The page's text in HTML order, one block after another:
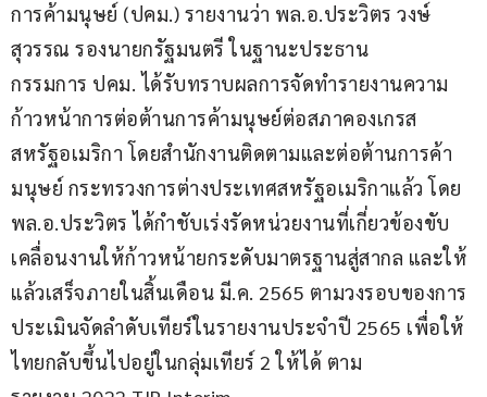
การค้ามนุษย์ (ปคม.) รายงานว่า พล.อ.ประวิตร วงษ์
สุวรรณ รองนายกรัฐมนตรี ในฐานะประธาน
กรรมการ ปคม. ได้รับทราบผลการจัดทำรายงานความ
ก้าวหน้าการต่อต้านการค้ามนุษย์ต่อสภาคองเกรส
สหรัฐอเมริกา โดยสำนักงานติดตามและต่อต้านการค้า
มนุษย์ กระทรวงการต่างประเทศสหรัฐอเมริกาแล้ว โดย
พล.อ.ประวิตร ได้กำชับเร่งรัดหน่วยงานที่เกี่ยวข้องขับ
เคลื่อนงานให้ก้าวหน้ายกระดับมาตรฐานสู่สากล และให้
แล้วเสร็จภายในสิ้นเดือน มี.ค. 2565 ตามวงรอบของการ
ประเมินจัดลำดับเทียร์ในรายงานประจำปี 2565 เพื่อให้
ไทยกลับขึ้นไปอยู่ในกลุ่มเทียร์ 2 ให้ได้ ​ตาม